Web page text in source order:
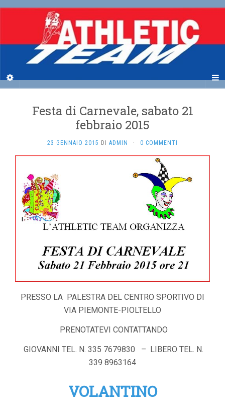
Festa di Carnevale, sabato 21
febbraio 2015
23 GENNAIO 2015 DI ADMIN · 0 COMMENTI
PRESSO LA PALESTRA DEL CENTRO SPORTIVO DI
VIA PIEMONTE-PIOLTELLO
PRENOTATEVI CONTATTANDO
GIOVANNI TEL. N. 335 7679830 – LIBERO TEL. N.
339 8963164
VOLANTINO